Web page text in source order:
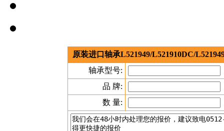
品 牌:
数 量: